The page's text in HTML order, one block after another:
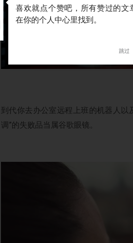
到代你去办公室远程上班的机器人以
调”的失败品当属谷歌眼镜。
跳过